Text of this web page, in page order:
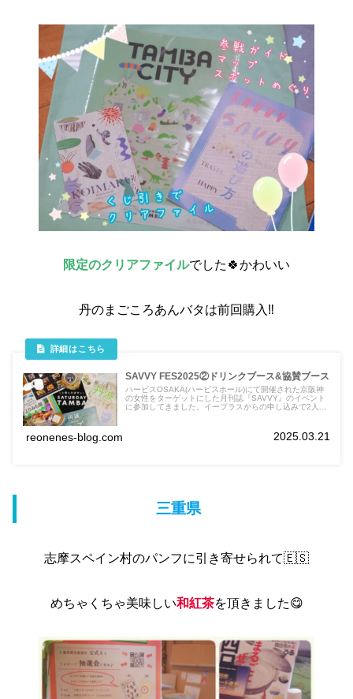
限定のクリアファイルでした🍀かわいい
丹のまごころあんバタは前回購入‼️
SAVVY FES2025②ドリンクブース&協賛ブース
ハービスOSAKA(ハービスホール)にて開催された京阪神
の女性をターゲットにした月刊誌『SAVVY』のイベント
に参加してきました。イープラスからの申し込みで2人で
に調べて15分前に突撃！無事にGETしてきました。
TIMO BAGELSさん、Bonny's Bake Shopさん、Senの
reonenes-blog.com 2025.03.21
三重県
志摩スペイン村のパンフに引き寄せられて🇪🇸
めちゃくちゃ美味しい和紅茶を頂きました😋